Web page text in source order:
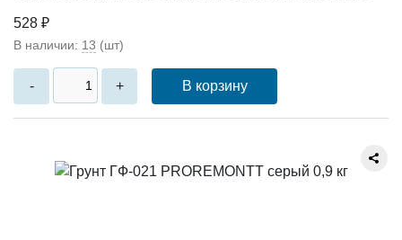
528 ₽
В наличии: 13 (шт)
- + В корзину